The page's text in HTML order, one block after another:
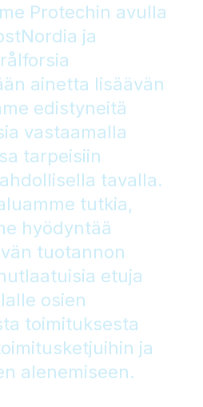
Protechin avulla
ja
ainetta lisäävän
edistyneitä
vastaamalla
tarpeisiin
tavalla.
tutkia,
hyödyntää
tuotannon
etuja
osien
toimituksesta
ja
alenemiseen.